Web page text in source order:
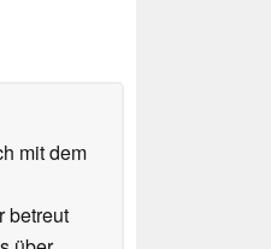
mit dem
betreut